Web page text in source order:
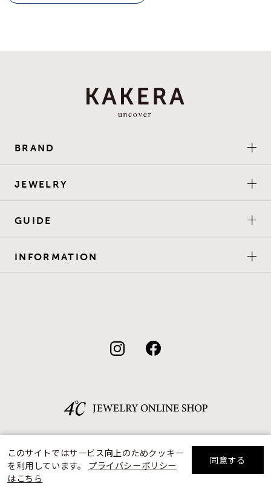
絞り込んで検索する
BRAND
JEWELRY
GUIDE
INFORMATION
このサイトではサービス向上のためクッキー
を利用しています。 プライバシーポリシー
はこちら
同意する